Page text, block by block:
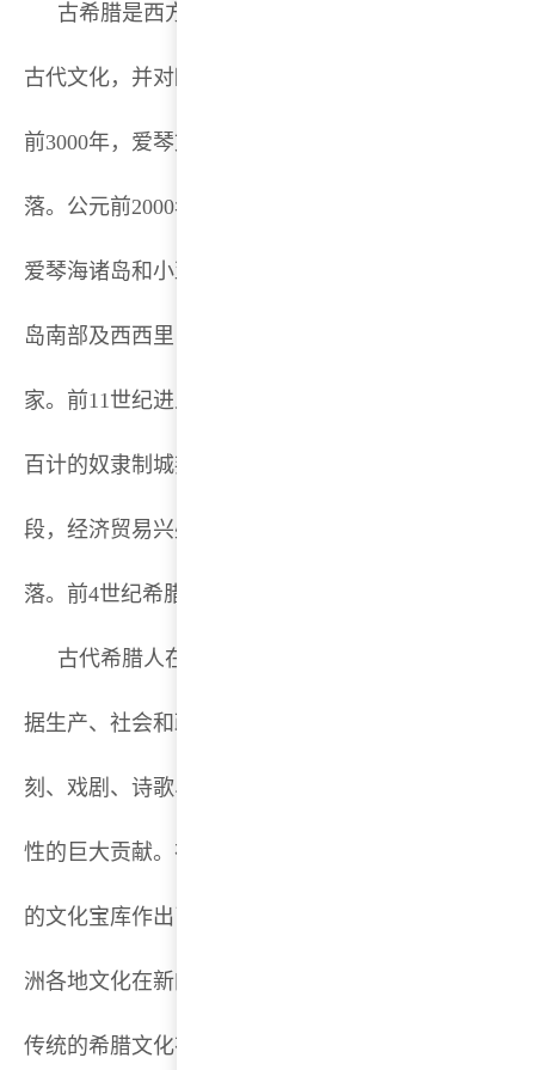
古希腊是西方文明的发源地，拥有悠久的历史，
古代文化，并对欧、亚、非三大洲的历史发展有过重
前3000年，爱琴文明繁荣。后因北方落后部落侵入，
落。公元前2000年左右到公元前30年的古代希腊是以
爱琴海诸岛和小亚细亚沿岸为中心，在包括北非、西
岛南部及西西里岛的整个地中海地区建立的一系列奴
家。前11世纪进入荷马时代。前8世纪起，希腊各地
百计的奴隶制城邦。前5世纪希波战争后，希腊城邦
段，经济贸易兴盛，文化成就卓越。伯罗奔尼撒战争
落。前4世纪希腊半岛被马其顿王国征服，前2世纪归
古代希腊人在广泛吸收西亚和埃及等地文化成就
据生产、社会和政治的需要，在包括数学、天文、医
刻、戏剧、诗歌、哲学、历史、演说术等众多领域作
性的巨大贡献。在不同时期和不同文化领域希腊诸邦
的文化宝库作出了努力。在希腊化时期，由于希腊文
洲各地文化在新的历史条件下发生某种程度地融合和
传统的希腊文化有了新的内容。古代希腊文化是属于